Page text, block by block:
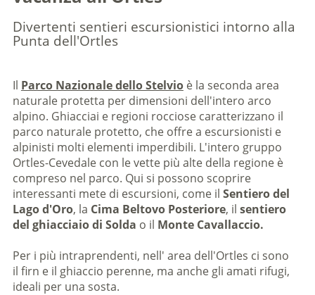
Divertenti sentieri escursionistici intorno alla
Punta dell'Ortles
Il Parco Nazionale dello Stelvioè la seconda area
naturale protetta per dimensioni dell'intero arco
alpino. Ghiacciai e regioni rocciose caratterizzano il
parco naturale protetto, che offre a escursionisti e
alpinisti molti elementi imperdibili. L'intero gruppo
Ortles-Cevedale con le vette più alte della regione è
compreso nel parco. Qui si possono scoprire
interessanti mete di escursioni, come il Sentiero del
Lago d'Oro, la Cima Beltovo Posteriore, il sentiero
del ghiacciaio di Solda o il Monte Cavallaccio.
Per i più intraprendenti, nell' area dell'Ortles ci sono
il firn e il ghiaccio perenne, ma anche gli amati rifugi,
ideali per una sosta.